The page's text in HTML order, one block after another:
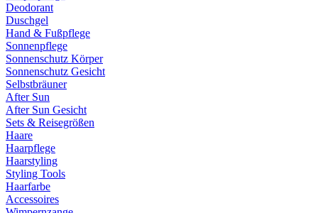
Deodorant
Duschgel
Hand & Fußpflege
Sonnenpflege
Sonnenschutz Körper
Sonnenschutz Gesicht
Selbstbräuner
After Sun
After Sun Gesicht
Sets & Reisegrößen
Haare
Haarpflege
Haarstyling
Styling Tools
Haarfarbe
Accessoires